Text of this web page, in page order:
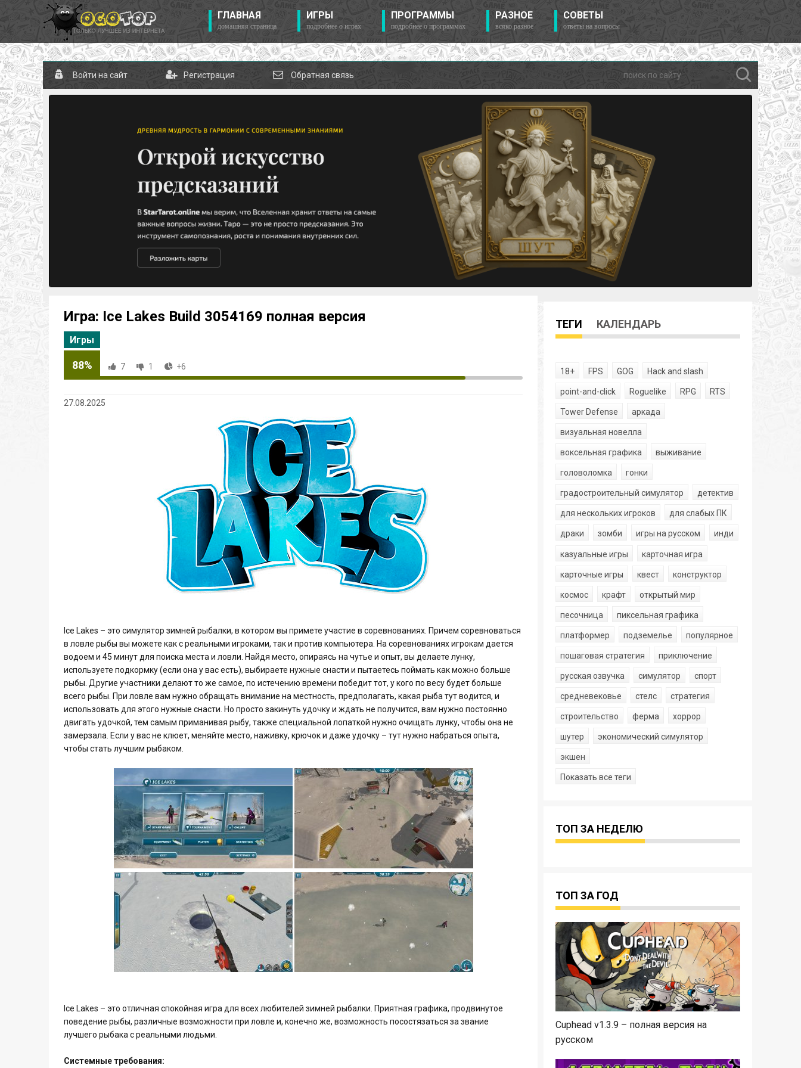
ГЛАВНАЯ
домашняя страница
ИГРЫ
подробнее о играх
ПРОГРАММЫ
подробнее о программах
РАЗНОЕ
всяко разное
СОВЕТЫ
ответы на вопросы
Войти на сайт Регистрация Обратная связь
Игра: Ice Lakes Build 3054169 полная версия
Игры
88% 7 1 +6
27.08.2025
Ice Lakes – это симулятор зимней рыбалки, в котором вы примете участие в соревнованиях. Причем соревноваться
в ловле рыбы вы можете как с реальными игроками, так и против компьютера. На соревнованиях игрокам дается
водоем и 45 минут для поиска места и ловли. Найдя место, опираясь на чутье и опыт, вы делаете лунку,
используете подкормку (если она у вас есть), выбираете нужные снасти и пытаетесь поймать как можно больше
рыбы. Другие участники делают то же самое, по истечению времени победит тот, у кого по весу будет больше
всего рыбы. При ловле вам нужно обращать внимание на местность, предполагать, какая рыба тут водится, и
использовать для этого нужные снасти. Но просто закинуть удочку и ждать не получится, вам нужно постоянно
двигать удочкой, тем самым приманивая рыбу, также специальной лопаткой нужно очищать лунку, чтобы она не
замерзала. Если у вас не клюет, меняйте место, наживку, крючок и даже удочку – тут нужно набраться опыта,
чтобы стать лучшим рыбаком.
Ice Lakes – это отличная спокойная игра для всех любителей зимней рыбалки. Приятная графика, продвинутое
поведение рыбы, различные возможности при ловле и, конечно же, возможность посостязаться за звание
лучшего рыбака с реальными людьми.
Системные требования:
ТЕГИ КАЛЕНДАРЬ
18+ FPS GOG Hack and slash
point-and-click Roguelike RPG RTS
Tower Defense аркада
визуальная новелла
воксельная графика выживание
головоломка гонки
градостроительный симулятор детектив
для нескольких игроков для слабых ПК
драки зомби игры на русском инди
казуальные игры карточная игра
карточные игры квест конструктор
космос крафт открытый мир
песочница пиксельная графика
платформер подземелье популярное
пошаговая стратегия приключение
русская озвучка симулятор спорт
средневековье стелс стратегия
строительство ферма хоррор
шутер экономический симулятор
экшен
Показать все теги
ТОП ЗА НЕДЕЛЮ
ТОП ЗА ГОД
Cuphead v1.3.9 – полная версия на
русском